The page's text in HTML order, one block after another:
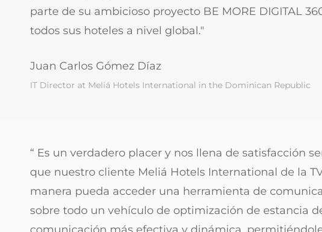
parte de su ambicioso proyecto BE MORE DIGITAL
todos sus hoteles a nivel global."
Juan Carlos Gómez Díaz
IT Director at Meliá Hotels International in the Dominican Republic
“ Es un verdadero placer y nos llena de satisfacción
que nuestro cliente Meliá Hotels International de la
manera pueda acceder una herramienta de
sobre todo un vehículo de optimización de estancia